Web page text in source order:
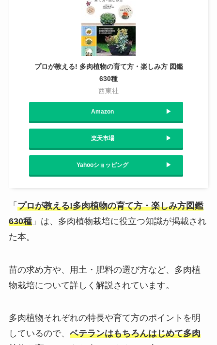
プロが教える! 多肉植物の育て方・楽しみ方 図鑑
630種
西東社
Amazon
楽天市場
Yahooショッピング
「 プロが教える!多肉植物の育て方・楽しみ方図鑑
630種」は、多肉植物栽培に役立つ知識が掲載され
た本。
苗の求め方や、用土・肥料の選び方など、多肉植
物栽培について詳しく解説されています。
多肉植物それぞれの特長や育て方のポイントを明
しているので、 ベテランはもちろんはじめて多肉